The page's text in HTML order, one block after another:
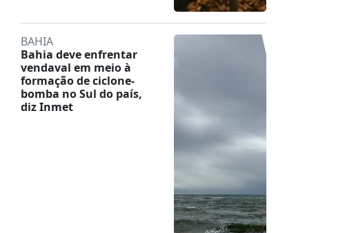
BAHIA
Bahia deve enfrentar
vendaval em meio à
formação de ciclone-
bomba no Sul do país,
diz Inmet